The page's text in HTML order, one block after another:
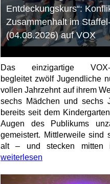
Entdeckungskurs“:
Zusammenhalt im
(04.08.2026) auf VOX
Das einzigartige VOX-
begleitet zwölf Jugendliche
vollen Jahrzehnt auf ihrem
sechs Mädchen und sechs
bereits seit dem
Augen des Publikums
gemeistert. Mittlerweile sind
alt – und stecken mitten
weiterlesen